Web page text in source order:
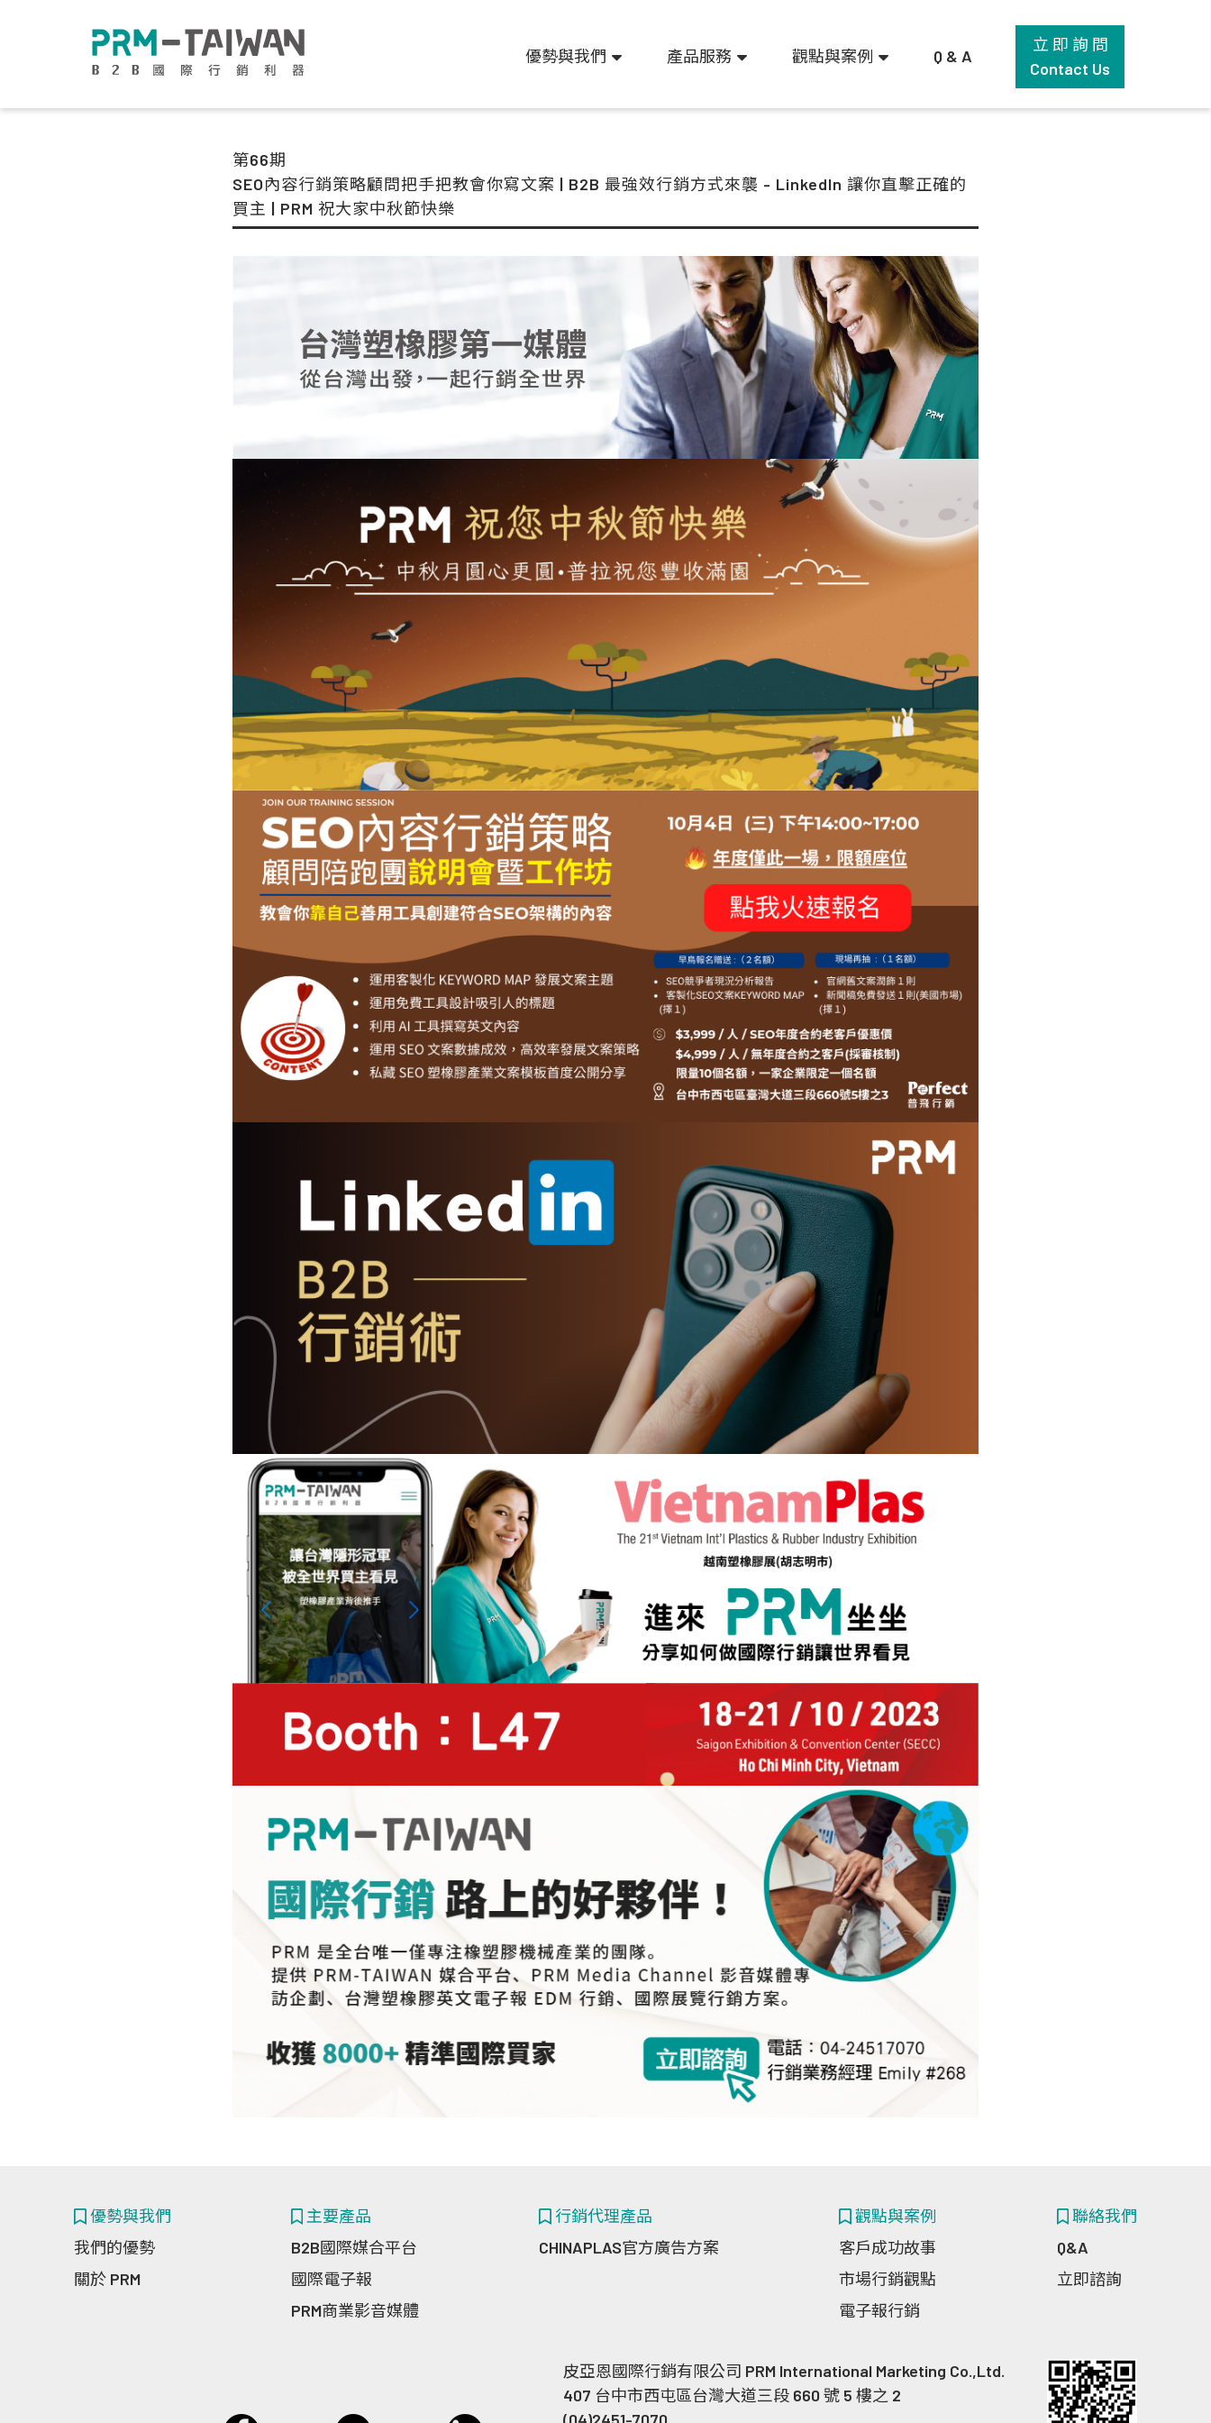
優勢與我們 產品服務 觀點與案例 Q & A
立 即 詢 問
Contact Us
第66期
SEO內容行銷策略顧問把手把教會你寫文案 | B2B 最強效行銷方式來襲 - LinkedIn 讓你直擊正確的
買主 | PRM 祝大家中秋節快樂
優勢與我們
我們的優勢
關於 PRM
主要產品
B2B國際媒合平台
國際電子報
PRM商業影音媒體
行銷代理產品
CHINAPLAS官方廣告方案
觀點與案例
客戶成功故事
市場行銷觀點
電子報行銷
聯絡我們
Q&A
立即諮詢
皮亞恩國際行銷有限公司 PRM International Marketing Co.,Ltd.
407 台中市西屯區台灣大道三段 660 號 5 樓之 2